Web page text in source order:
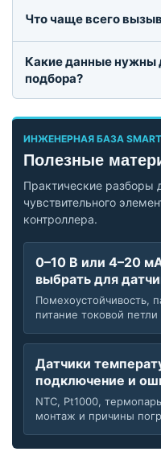
Что чаще всего
Какие данные нужны
подбора?
ИНЖЕНЕРНАЯ БАЗА
Полезные
Практические разборы
чувствительного
контроллера.
0–10 В или 4–20
выбрать для
Помехоустойчивость,
питание токовой
Датчики
подключение и
NTC, Pt1000,
монтаж и причины